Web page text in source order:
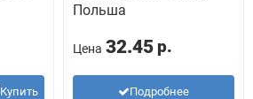
Купить
Польша
Цена 32.45 р.
Подробнее